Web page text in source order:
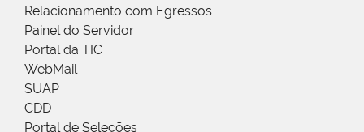
Relacionamento com Egressos
Painel do Servidor
Portal da TIC
WebMail
SUAP
CDD
Portal de Seleções